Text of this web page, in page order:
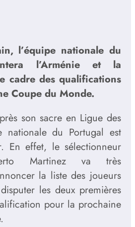
l’équipe nationale du
l’Arménie et la
cadre des qualifications
Coupe du Monde.
son sacre en Ligue des
nationale du Portugal est
En effet, le sélectionneur
Martinez va très
la liste des joueurs
les deux premières
pour la prochaine